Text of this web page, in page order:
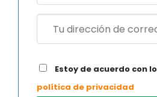
Estoy de acuerdo con
política de privacidad